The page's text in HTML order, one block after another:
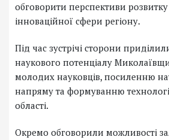
обговорити перспективи розвитку
інноваційної сфери регіону.
Під час зустрічі сторони
наукового потенціалу
молодих науковців, посиленню
напряму та формуванню
області.
Окремо обговорили можливості